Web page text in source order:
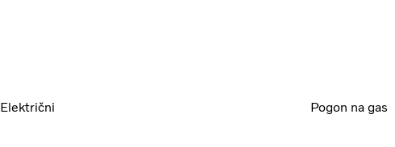
Električni Pogon na gas